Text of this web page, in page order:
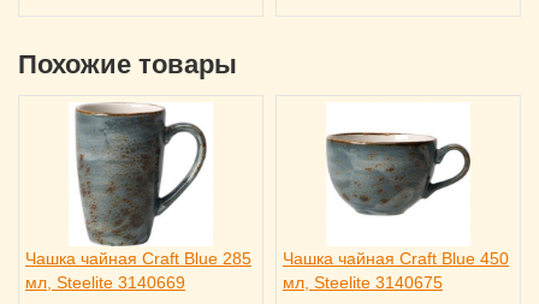
Похожие товары
Чашка чайная Craft Blue 285
мл, Steelite 3140669
Чашка чайная Craft Blue 450
мл, Steelite 3140675